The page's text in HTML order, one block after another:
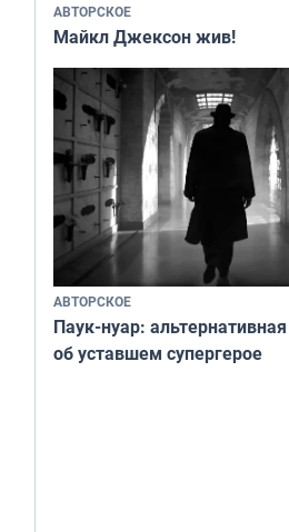
АВТОРСКОЕ
Майкл Джексон жив!
АВТОРСКОЕ
Паук-нуар:
об уставшем супергерое